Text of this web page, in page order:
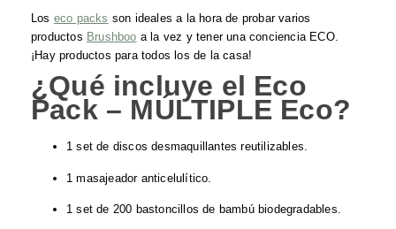
Los eco packs son ideales a la hora de probar varios
productos Brushboo a la vez y tener una conciencia ECO.
¡Hay productos para todos los de la casa!
¿Qué incluye el Eco
Pack – MÚLTIPLE Eco?
1 set de discos desmaquillantes reutilizables.
1 masajeador anticelulítico.
1 set de 200 bastoncillos de bambú biodegradables.